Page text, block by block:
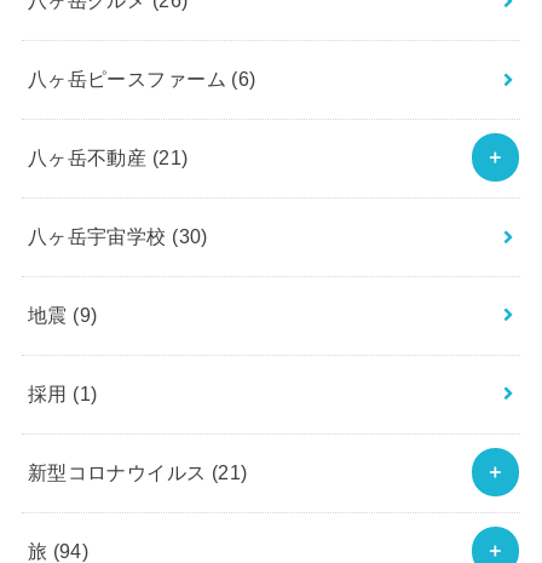
八ヶ岳ピースファーム (6)
八ヶ岳不動産 (21)
八ヶ岳宇宙学校 (30)
地震 (9)
採用 (1)
新型コロナウイルス (21)
旅 (94)